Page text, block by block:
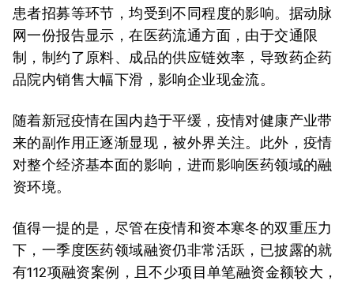
患者招募等环节，均受到不同程度的影响。据动脉
网一份报告显示，在医药流通方面，由于交通限
制，制约了原料、成品的供应链效率，导致药企药
品院内销售大幅下滑，影响企业现金流。
随着新冠疫情在国内趋于平缓，疫情对健康产业带
来的副作用正逐渐显现，被外界关注。此外，疫情
对整个经济基本面的影响，进而影响医药领域的融
资环境。
值得一提的是，尽管在疫情和资本寒冬的双重压力
下，一季度医药领域融资仍非常活跃，已披露的就
有112项融资案例，且不少项目单笔融资金额较大，